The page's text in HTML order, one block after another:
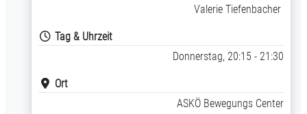
Valerie Tiefenbacher
Tag & Uhrzeit
Donnerstag, 20:15 - 21:30
Ort
ASKÖ Bewegungs Center